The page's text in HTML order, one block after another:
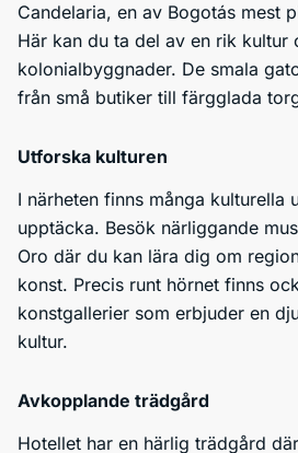
Candelaria, en av Bogotás mest
Här kan du ta del av en rik kultur
kolonialbyggnader. De smala
från små butiker till färgglada
Utforska kulturen
I närheten finns många kulturella
upptäcka. Besök närliggande
Oro där du kan lära dig om
konst. Precis runt hörnet finns
konstgallerier som erbjuder en
kultur.
Avkopplande trädgård
Hotellet har en härlig trädgård